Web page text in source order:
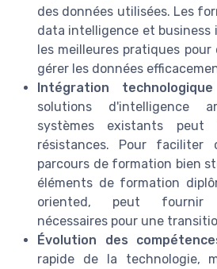
des données utilisées. Les
data intelligence et business
les meilleures pratiques
gérer les données
Intégration
solutions d'intelligence
systèmes existants
résistances. Pour faciliter
parcours de formation bien
éléments de formation
oriented, peut fournir
nécessaires pour une
Évolution des
rapide de la technologie,